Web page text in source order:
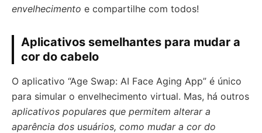
envelhecimento e compartilhe com todos!
Aplicativos semelhantes para mudar a
cor do cabelo
O aplicativo “Age Swap: AI Face Aging App” é único
para simular o envelhecimento virtual. Mas, há outros
aplicativos populares que permitem alterar a
aparência dos usuários, como mudar a cor do